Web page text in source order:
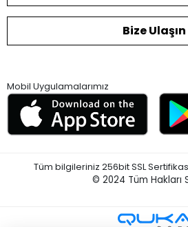
Bize Ulaşın
Mobil Uygulamalarımız
Tüm bilgileriniz 256bit SSL
© 2024 Tüm Hakları